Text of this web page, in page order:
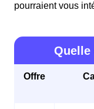
pourraient vous
Quelle
Offre